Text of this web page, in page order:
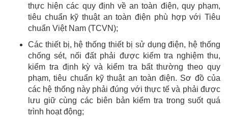
thực hiện các quy định về an toàn điện, quy phạm,
tiêu chuẩn kỹ thuật an toàn điện phù hợp với Tiêu
chuẩn Việt Nam (TCVN);
Các thiết bị, hệ thống thiết bị sử dụng điện, hệ thống
chống sét, nối đất phải được kiểm tra nghiệm thu,
kiểm tra định kỳ và kiểm tra bất thường theo quy
phạm, tiêu chuẩn kỹ thuật an toàn điện. Sơ đồ của
các hệ thống này phải đúng với thực tế và phải được
lưu giữ cùng các biên bản kiểm tra trong suốt quá
trình hoạt động;